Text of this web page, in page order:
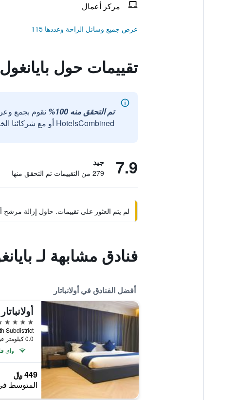
مركز أعمال
عرض جميع وسائل الراحة وعددها 115
تقييمات حول
تم التحقق منه 100%
نقوم بجمع
HotelsCombined أو مع شركائنا الخارجيين الموثوقين.
7.9 جيد
279 من التقييمات تم التحقق منها
لم يتم العثور على تقييمات. حاول إزالة
فنادق مشابهة لـ
أفضل الفنادق في أولانباتار
5 نجوم
0.0 كيلومتر عن وسط المدينة
واي
449 ﷼
المتوسط في